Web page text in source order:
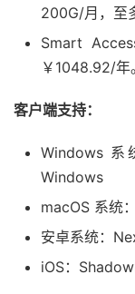
200G/月，至
Smart
￥1048.92/年
客户端支持：
Windows 系
Windows
macOS 系统
安卓系统：
iOS：